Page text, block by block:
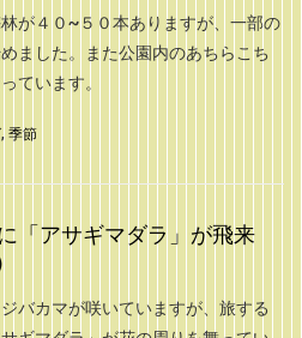
が４０~５０本ありますが、一部の
ました。また公園内のあちらこち
ています。
, 季節
「アサギマダラ」が飛来
ジバカマが咲いていますが、旅する